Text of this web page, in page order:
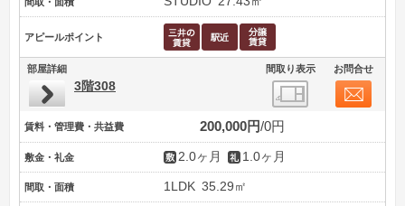
アピールポイント
部屋詳細 間取り表示 お問合せ
3階308
賃料・管理費・共益費 200,000円 0円
敷金・礼金 2.0ヶ月 1.0ヶ月
間取・面積 1LDK 35.29㎡